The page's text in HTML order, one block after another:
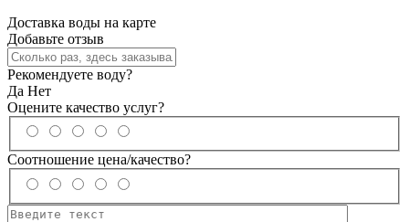
Доставка воды на карте
Добавьте отзыв
Рекомендуете воду?
Да Нет
Оцените качество услуг?
Соотношение цена/качество?